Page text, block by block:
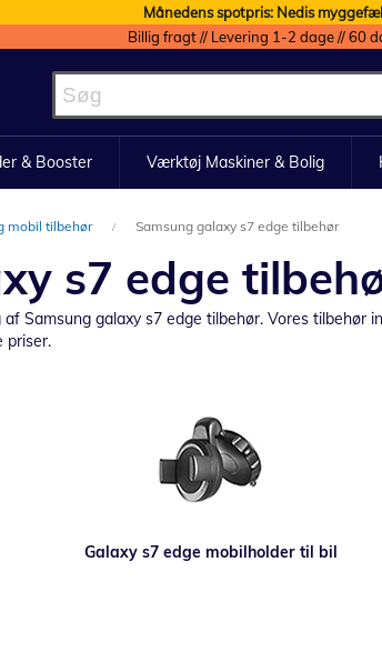
Månedens spotpris: Nedis
Billig fragt // Levering 1-2 dage // 60
& Booster Værktøj Maskiner & Bolig
mobil tilbehør Samsung galaxy s7 edge tilbehør
s7 edge
Samsung galaxy s7 edge tilbehør. Vores
priser.
Galaxy s7 edge mobilholder til bil